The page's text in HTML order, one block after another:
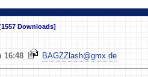
[1557 Downloads]
16:48 BAGZZlash@gmx.de